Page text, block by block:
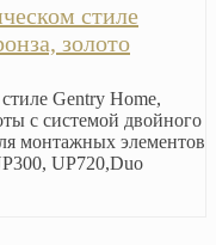
стиле
золото
Gentry Home,
с системой двойного
монтажных элементов
UP720,Duo